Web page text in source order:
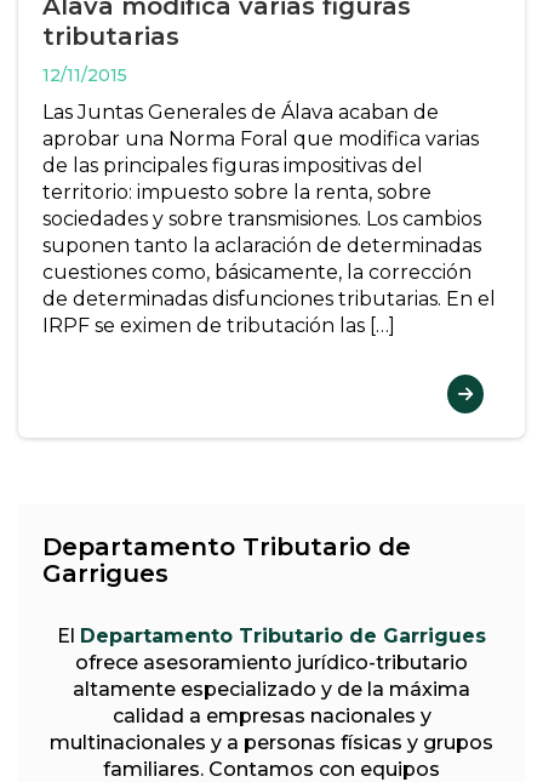
Álava modifica varias figuras
tributarias
12/11/2015
Las Juntas Generales de Álava acaban de
aprobar una Norma Foral que modifica varias
de las principales figuras impositivas del
territorio: impuesto sobre la renta, sobre
sociedades y sobre transmisiones. Los cambios
suponen tanto la aclaración de determinadas
cuestiones como, básicamente, la corrección
de determinadas disfunciones tributarias. En el
IRPF se eximen de tributación las […]
Departamento Tributario de
Garrigues
El Departamento Tributario de Garrigues
ofrece asesoramiento jurídico-tributario
altamente especializado y de la máxima
calidad a empresas nacionales y
multinacionales y a personas físicas y grupos
familiares. Contamos con equipos